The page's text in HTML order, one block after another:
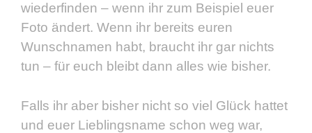
wiederfinden – wenn ihr zum Beispiel euer
Foto ändert. Wenn ihr bereits euren
Wunschnamen habt, braucht ihr gar nichts
tun – für euch bleibt dann alles wie bisher.
Falls ihr aber bisher nicht so viel Glück hattet
und euer Lieblingsname schon weg war,